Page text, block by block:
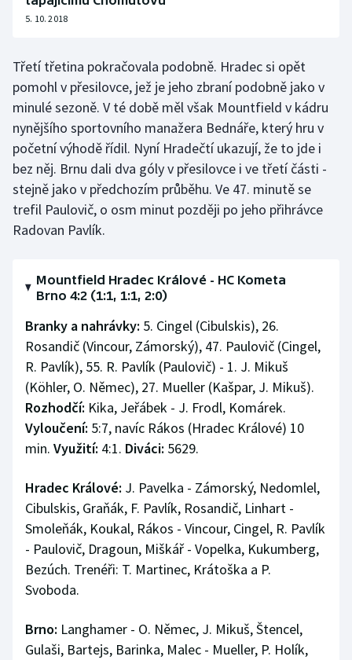
5. 10. 2018
Třetí třetina pokračovala podobně. Hradec si opět
pomohl v přesilovce, jež je jeho zbraní podobně jako v
minulé sezoně. V té době měl však Mountfield v kádru
nynějšího sportovního manažera Bednáře, který hru v
početní výhodě řídil. Nyní Hradečtí ukazují, že to jde i
bez něj. Brnu dali dva góly v přesilovce i ve třetí části -
stejně jako v předchozím průběhu. Ve 47. minutě se
trefil Paulovič, o osm minut později po jeho přihrávce
Radovan Pavlík.
Mountfield Hradec Králové - HC Kometa
Brno 4:2 (1:1, 1:1, 2:0)
Branky a nahrávky: 5. Cingel (Cibulskis), 26.
Rosandič (Vincour, Zámorský), 47. Paulovič (Cingel,
R. Pavlík), 55. R. Pavlík (Paulovič) - 1. J. Mikuš
(Köhler, O. Němec), 27. Mueller (Kašpar, J. Mikuš).
Rozhodčí: Kika, Jeřábek - J. Frodl, Komárek.
Vyloučení: 5:7, navíc Rákos (Hradec Králové) 10
min. Využití: 4:1. Diváci: 5629.
Hradec Králové: J. Pavelka - Zámorský, Nedomlel,
Cibulskis, Graňák, F. Pavlík, Rosandič, Linhart -
Smoleňák, Koukal, Rákos - Vincour, Cingel, R. Pavlík
- Paulovič, Dragoun, Miškář - Vopelka, Kukumberg,
Bezúch. Trenéři: T. Martinec, Krátoška a P.
Svoboda.
Brno: Langhamer - O. Němec, J. Mikuš, Štencel,
Gulaši, Bartejs, Barinka, Malec - Mueller, P. Holík,